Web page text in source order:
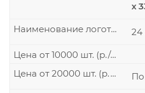
х
24
Наименование логотипа
Цена от 10000 шт. (р./шт.)
Цена от 20000 шт. (р./шт.)